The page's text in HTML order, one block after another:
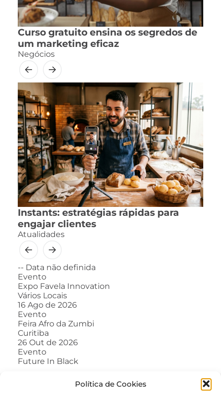
Política de Cookies
Curso gratuito ensina os segredos de
um marketing eficaz
Negócios
Instants: estratégias rápidas para
engajar clientes
Atualidades
-- Data não definida
Evento
Expo Favela Innovation
Vários Locais
16 Ago de 2026
Evento
Feira Afro da Zumbi
Curitiba
26 Out de 2026
Evento
Future In Black